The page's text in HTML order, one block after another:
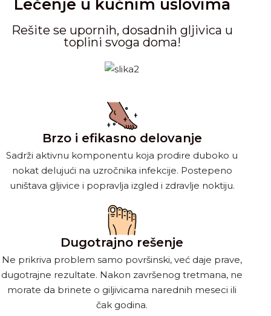
Lečenje u kućnim uslovima
Rešite se upornih, dosadnih gljivica u
toplini svoga doma!
Brzo i efikasno delovanje
Sadrži aktivnu komponentu koja prodire duboko u
nokat delujući na uzročnika infekcije. Postepeno
uništava gljivice i popravlja izgled i zdravlje noktiju.
Dugotrajno rešenje
Ne prikriva problem samo površinski, već daje prave,
dugotrajne rezultate. Nakon završenog tretmana, ne
morate da brinete o giljivicama narednih meseci ili
čak godina.